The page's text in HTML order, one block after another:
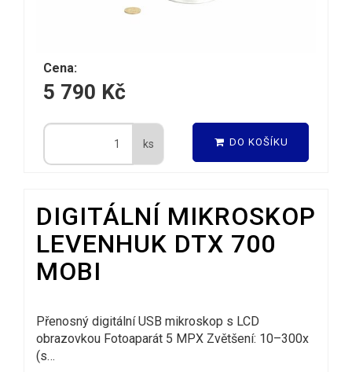
Cena:
5 790 Kč
ks DO KOŠÍKU
DIGITÁLNÍ MIKROSKOP
LEVENHUK DTX 700
MOBI
Přenosný digitální USB mikroskop s LCD
obrazovkou Fotoaparát 5 MPX Zvětšení: 10–300x
(s…